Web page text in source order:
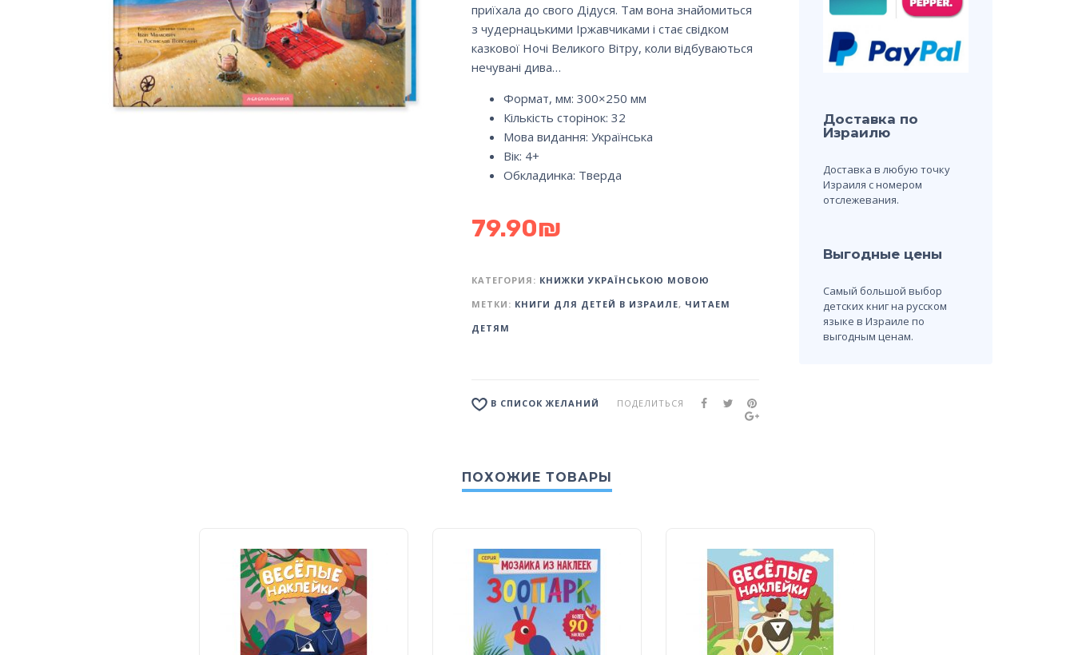
приїхала до свого Дідуся. Там вона знайомиться
з чудернацькими Іржавчиками і стає свідком
казкової Ночі Великого Вітру, коли відбуваються
нечувані дива…
Формат, мм: 300×250 мм
Кількість сторінок: 32
Мова видання: Українська
Вік: 4+
Обкладинка: Тверда
79.90₪
КАТЕГОРИЯ: КНИЖКИ УКРАЇНСЬКОЮ МОВОЮ
МЕТКИ: КНИГИ ДЛЯ ДЕТЕЙ В ИЗРАИЛЕ, ЧИТАЕМ
ДЕТЯМ
В СПИСОК ЖЕЛАНИЙ ПОДЕЛИТЬСЯ
Доставка по
Израилю
Доставка в любую точку
Израиля с номером
отслежевания.
Выгодные цены
Самый большой выбор
детских книг на русском
языке в Израиле по
выгодным ценам.
ПОХОЖИЕ ТОВАРЫ